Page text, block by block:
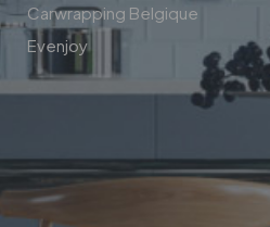
Carwrapping Belgique
Evenjoy